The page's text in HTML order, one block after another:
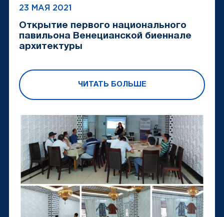
23 МАЯ 2021
Открытие первого национального
павильона Венецианской биеннале
архитектуры
ЧИТАТЬ БОЛЬШЕ